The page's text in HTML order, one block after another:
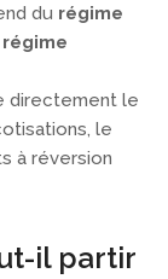
du régime
régime
directement le
le
à réversion
il partir